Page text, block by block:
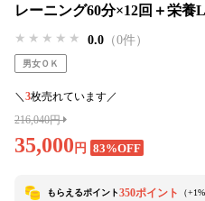
レーニング60分×12回＋栄
★★★★★
★★★★★
★★★★★ 0.0 （0件）
男女ＯＫ
＼ 3枚売れています／
216,040円
35,000 円 83%OFF
もらえるポイント350ポイント （+1%